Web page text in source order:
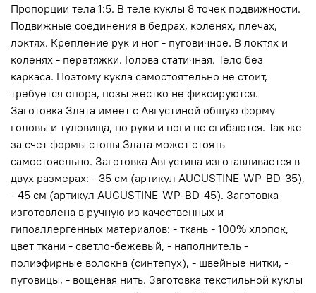
Пропорции тела 1:5. В теле куклы 8 точек подвижности.
Подвижные соединения в бедрах, коленях, плечах,
локтях. Крепление рук и ног - пуговичное. В локтях и
коленях - перетяжки. Голова статичная. Тело без
каркаса. Поэтому кукла самостоятельно не стоит,
требуется опора, позы жестко не фиксируются.
Заготовка Злата имеет с Августиной общую форму
головы и туловища, но руки и ноги не сгибаются. Так же
за счет формы стопы Злата может стоять
самостояельно. Заготовка Августина изготавливается в
двух размерах: - 35 см (артикул AUGUSTINE-WP-BD-35),
- 45 см (артикул AUGUSTINE-WP-BD-45). Заготовка
изготовлена в ручную из качественных и
гипоаллергенных материалов: - ткань - 100% хлопок,
цвет ткани - светло-бежевый, - наполнитель -
полиэфирные волокна (синтепух), - швейные нитки, -
пуговицы, - вощеная нить. Заготовка текстильной куклы